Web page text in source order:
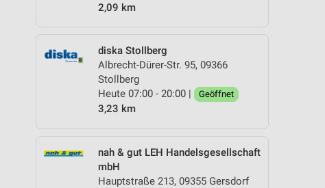
2,09 km
diska Stollberg
Albrecht-Dürer-Str. 95, 09366
Stollberg
Heute 07:00 - 20:00 |
Geöffnet
3,23 km
nah & gut LEH Handelsgesellschaft
mbH
Hauptstraße 213, 09355 Gersdorf